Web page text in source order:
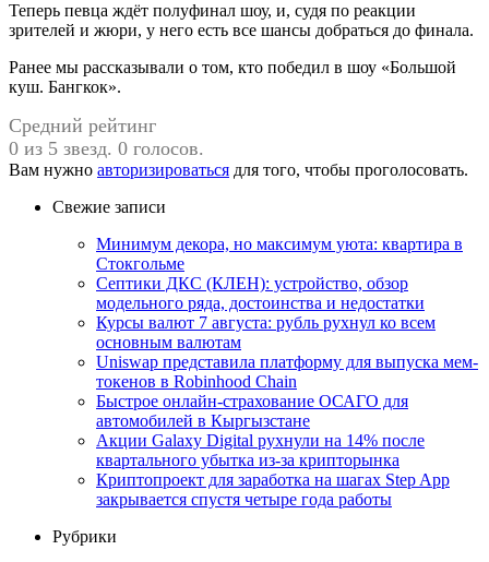
Теперь певца ждёт полуфинал шоу, и, судя по реакции
зрителей и жюри, у него есть все шансы добраться до финала.
Ранее мы рассказывали о том, кто победил в шоу «Большой
куш. Бангкок».
Средний рейтинг
0 из 5 звезд. 0 голосов.
Вам нужно авторизироваться для того, чтобы проголосовать.
Свежие записи
Минимум декора, но максимум уюта: квартира в
Стокгольме
Септики ДКС (КЛЕН): устройство, обзор
модельного ряда, достоинства и недостатки
Курсы валют 7 августа: рубль рухнул ко всем
основным валютам
Uniswap представила платформу для выпуска мем-
токенов в Robinhood Chain
Быстрое онлайн-страхование ОСАГО для
автомобилей в Кыргызстане
Акции Galaxy Digital рухнули на 14% после
квартального убытка из-за крипторынка
Криптопроект для заработка на шагах Step App
закрывается спустя четыре года работы
Рубрики